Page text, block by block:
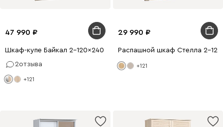
47 990
Шкаф-купе Байкал 2-120x240 Дуб Сонома 2 зеркала
2отзыва
+121
29 990
Распашной шкаф Стелла 2-
+121